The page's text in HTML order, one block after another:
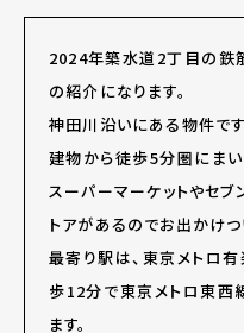
2024年築水道 2丁目の鉄
の紹介になります。
神田川沿いにある物件です
建物から徒歩5分圏にま
スーパーマーケットやセブ
トアがあるのでお出かけつ
最寄り駅は、東京メトロ
歩12分で東京メトロ東西
ます。